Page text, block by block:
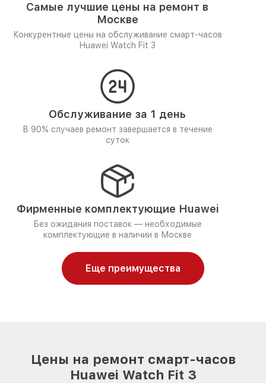
Самые лучшие цены на ремонт в
Москве
Конкурентные цены на обслуживание смарт-часов
Huawei Watch Fit 3
Обслуживание за 1 день
В 90% случаев ремонт завершается в течение
суток
Фирменные комплектующие Huawei
Без ожидания поставок — необходимые
комплектующие в наличии в Москве
Еще преимущества
Цены на ремонт смарт-часов
Huawei Watch Fit 3